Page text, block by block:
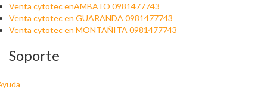
Venta cytotec enAMBATO 0981477743
Venta cytotec en GUARANDA 0981477743
Venta cytotec en MONTAÑITA 0981477743
Soporte